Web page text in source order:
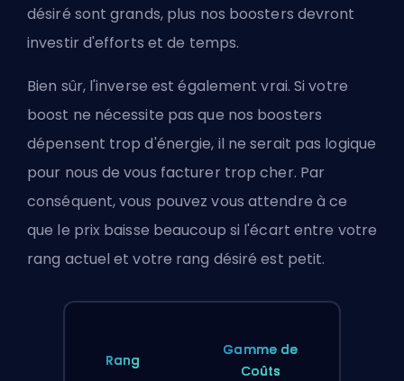
désiré sont grands, plus nos boosters devront
investir d'efforts et de temps.
Bien sûr, l'inverse est également vrai. Si votre
boost ne nécessite pas que nos boosters
dépensent trop d'énergie, il ne serait pas logique
pour nous de vous facturer trop cher. Par
conséquent, vous pouvez vous attendre à ce
que le prix baisse beaucoup si l'écart entre votre
rang actuel et votre rang désiré est petit.
Rang
Gamme de
Coûts